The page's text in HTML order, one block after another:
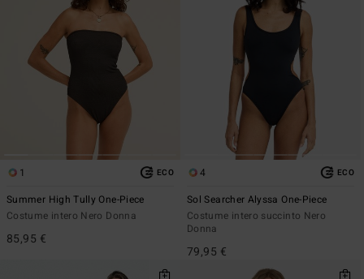
1 ECO
Summer High Tully One-Piece
Costume intero Nero Donna
85,95 €
4 ECO
Sol Searcher Alyssa One-Piece
Costume intero succinto Nero
Donna
79,95 €